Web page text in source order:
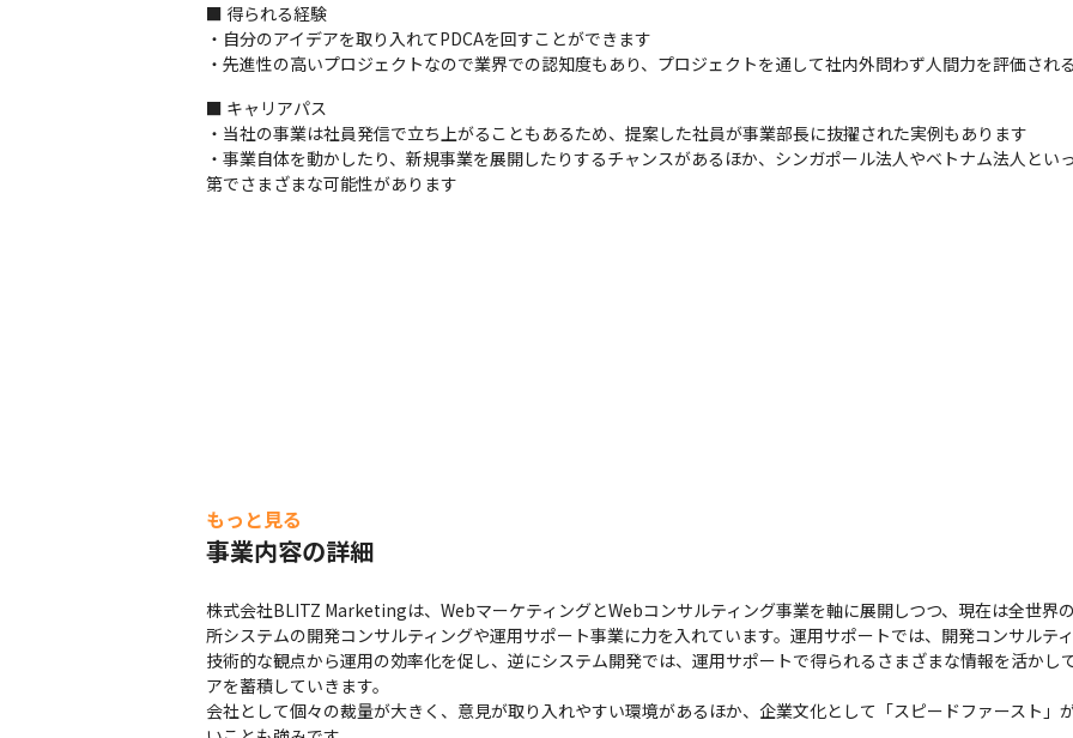
■ 得られる経験
・自分のアイデアを取り入れてPDCAを回すことができます
・先進性の高いプロジェクトなので業界での認知度もあり、プロジェクトを通して社内外問わず人間力を評価され
■ キャリアパス
・当社の事業は社員発信で⽴ち上がることもあるため、提案した社員が事業部⻑に抜擢された実例もあります
・事業自体を動かしたり、新規事業を展開したりするチャンスがあるほか、シンガポール法人やベトナム法人とい
第でさまざまな可能性があります
もっと見る
事業内容の詳細
株式会社BLITZ Marketingは、WebマーケティングとWebコンサルティング事業を軸に展開しつつ、現在は全世界
所システムの開発コンサルティングや運用サポート事業に力を入れています。運用サポートでは、開発コンサルテ
技術的な観点から運用の効率化を促し、逆にシステム開発では、運用サポートで得られるさまざまな情報を活かし
アを蓄積していきます。
会社として個々の裁量が大きく、意見が取り入れやすい環境があるほか、企業文化として「スピードファースト」